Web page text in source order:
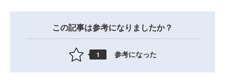
この記事は参考になりましたか？
1 参考になった